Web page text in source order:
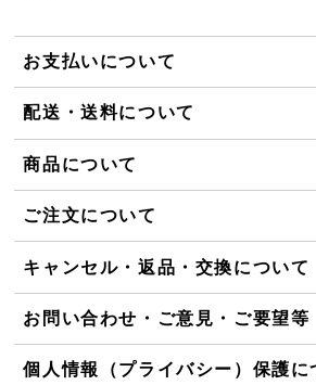
お支払いについて
配送・送料について
商品について
ご注文について
キャンセル・返品・交換について
お問い合わせ・ご意見・ご要望等
個人情報（プライバシー）保護に